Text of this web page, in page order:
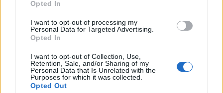
Opted In
I want to opt-out of processing my
Personal Data for Targeted Advertising.
Opted In
I want to opt-out of Collection, Use,
Retention, Sale, and/or Sharing of my
Personal Data that Is Unrelated with the
Purposes for which it was collected.
Opted Out